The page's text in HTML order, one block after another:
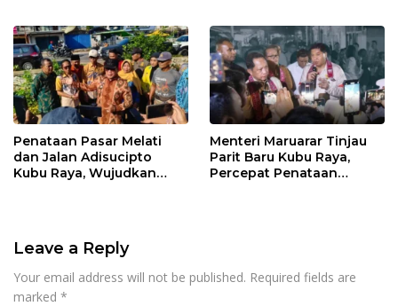
Penataan Pasar Melati
dan Jalan Adisucipto
Kubu Raya, Wujudkan
Menteri Maruarar Tinjau
Parit Baru Kubu Raya,
Percepat Penataan
Leave a Reply
Your email address will not be published. Required fields are
marked *